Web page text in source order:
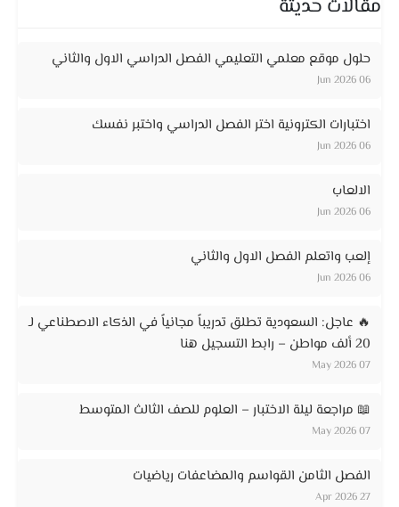
مقالات حديثة
حلول موقع معلمي التعليمي الفصل الدراسي الاول والثاني
06 Jun 2026
اختبارات الكترونية اختر الفصل الدراسي واختبر نفسك
06 Jun 2026
الالعاب
06 Jun 2026
إلعب واتعلم الفصل الاول والثاني
06 Jun 2026
🔥 عاجل: السعودية تطلق تدريباً مجانياً في الذكاء الاصطناعي لـ
20 ألف مواطن – رابط التسجيل هنا
07 May 2026
📖 مراجعة ليلة الاختبار – العلوم للصف الثالث المتوسط
07 May 2026
الفصل الثامن القواسم والمضاعفات رياضيات
27 Apr 2026